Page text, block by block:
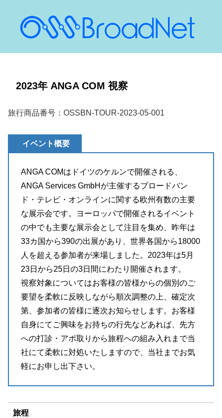
2023年 ANGA COM 視察
旅行商品番号：OSSBN-TOUR-2023-05-001
イベント概要
ANGA COMはドイツのケルンで開催される、
ANGA Services GmbHが主催するブロードバン
ド・テレビ・オンラインに関する欧州有数の主要
な展示会です。ヨーロッパで開催されるイベント
の中でも主要な展示会として注目を集め、昨年は
33カ国から390の出展があり、世界各国から18000
人を超える参加者が来場しました。2023年は5月
23日から25日の3日間にわたり開催されます。
視察対象についてはお客様の皆様からの個別のご
要望を柔軟に反映しながら順次調整の上、確定次
第、参加者の皆様に逐次お知らせします。お客様
自身にてご興味をお持ちの行先などあれば、先方
への打診・アポ取りから旅程への組み入れまで当
社にて柔軟に対処いたしますので、当社までお気
軽にお申し出下さい。
旅程